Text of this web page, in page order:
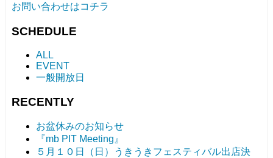
お問い合わせはコチラ
SCHEDULE
ALL
EVENT
一般開放日
RECENTLY
お盆休みのお知らせ
『mb PIT Meeting』
５月１０日（日）うきうきフェスティバル出店決